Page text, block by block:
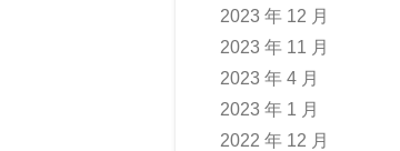
2023 年 12 月
2023 年 11 月
2023 年 4 月
2023 年 1 月
2022 年 12 月